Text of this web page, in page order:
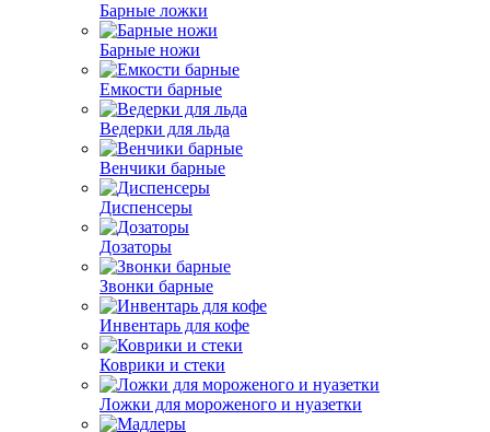
Барные ложки
Барные ножи
Емкости барные
Ведерки для льда
Венчики барные
Диспенсеры
Дозаторы
Звонки барные
Инвентарь для кофе
Коврики и стеки
Ложки для мороженого и нуазетки